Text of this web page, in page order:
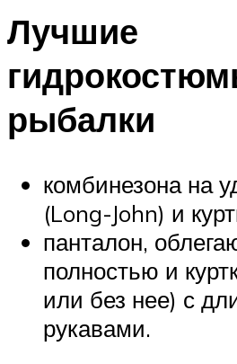
МЕНЮ
Лучшие
рыбалки
комбинезона на
(Long-John) и
панталон,
полностью и
или без нее) с
рукавами.